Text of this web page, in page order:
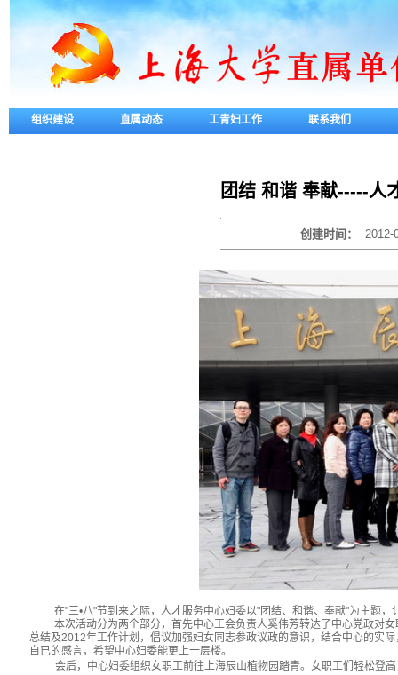
组织建设 直属动态 工青妇工作 联系我们
团结 和谐 奉献-----人
创建时间： 2012-
在"三•八"节到来之际，人才服务中心妇委以"团结、和谐、奉献"为主题
本次活动分为两个部分，首先中心工会负责人奚伟芳转达了中心党政对
总结及2012年工作计划，倡议加强妇女同志参政议政的意识，结合中心的实
自已的感言，希望中心妇委能更上一层楼。
会后，中心妇委组织女职工前往上海辰山植物园踏青。女职工们轻松登